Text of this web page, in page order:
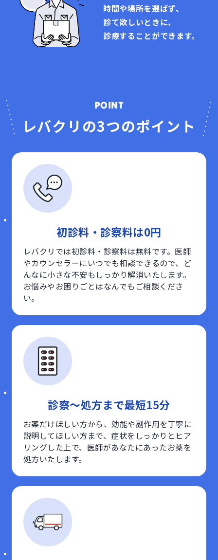
時間や場所を選ばず、
診て欲しいときに、
診療することができます。
POINT
レバクリの3つのポイント
初診料・診察料は0円
レバクリでは初診料・診察料は無料です。医師
やカウンセラーにいつでも相談できるので、ど
んなに小さな不安もしっかり解消いたします。
お悩みやお困りごとはなんでもご相談くださ
い。
診察〜処方まで最短15分
お薬だけほしい方から、効能や副作用を丁寧に
説明してほしい方まで、症状をしっかりとヒア
リングした上で、医師があなたにあったお薬を
処方いたします。